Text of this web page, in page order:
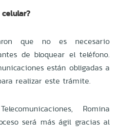
que no es necesario
de bloquear el teléfono.
están obligadas a
realizar este trámite.
Romina
será más ágil gracias al